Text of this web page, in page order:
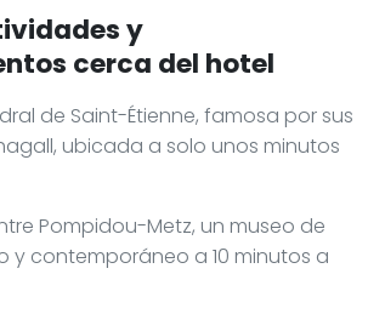
y
cerca del hotel
de Saint-Étienne, famosa por sus
ubicada a solo unos minutos
Pompidou-Metz, un museo de
y contemporáneo a 10 minutos a